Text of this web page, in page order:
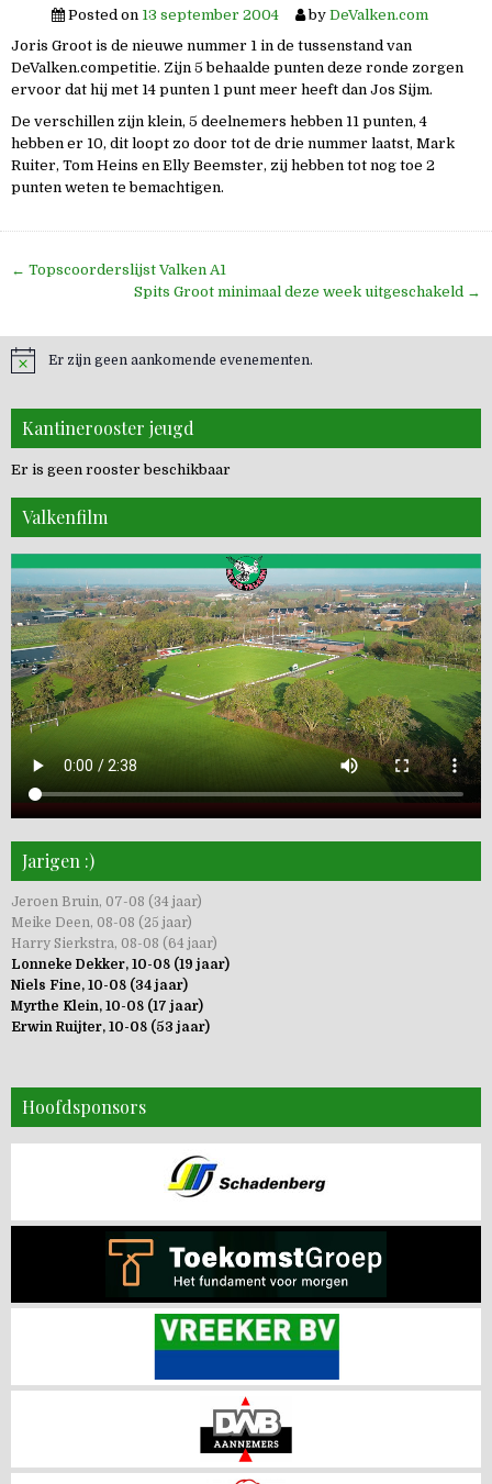
Posted on 13 september 2004 by DeValken.com
Joris Groot is de nieuwe nummer 1 in de tussenstand van
DeValken.competitie. Zijn 5 behaalde punten deze ronde zorgen
ervoor dat hij met 14 punten 1 punt meer heeft dan Jos Sijm.
De verschillen zijn klein, 5 deelnemers hebben 11 punten, 4
hebben er 10, dit loopt zo door tot de drie nummer laatst, Mark
Ruiter, Tom Heins en Elly Beemster, zij hebben tot nog toe 2
punten weten te bemachtigen.
Bericht
← Topscoorderslijst Valken A1
Spits Groot minimaal deze week uitgeschakeld →
Er zijn geen aankomende evenementen.
Kantinerooster jeugd
Er is geen rooster beschikbaar
Valkenfilm
Jarigen :)
Jeroen Bruin, 07-08 (34 jaar)
Meike Deen, 08-08 (25 jaar)
Harry Sierkstra, 08-08 (64 jaar)
Lonneke Dekker, 10-08 (19 jaar)
Niels Fine, 10-08 (34 jaar)
Myrthe Klein, 10-08 (17 jaar)
Erwin Ruijter, 10-08 (53 jaar)
Hoofdsponsors